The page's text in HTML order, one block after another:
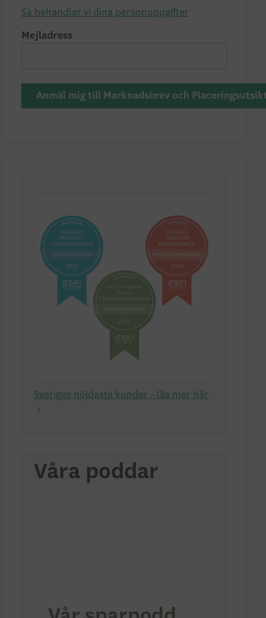
Så behandlar vi dina personuppgifter
Mejladress
Anmäl mig till Marknadsbrev och
Sveriges nöjdaste kunder - läs mer här
Våra poddar